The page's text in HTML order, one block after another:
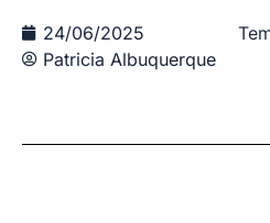
24/06/2025
Patricia Albuquerque